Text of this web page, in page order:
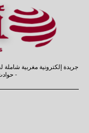
جريدة إلكترونية مغربية
-